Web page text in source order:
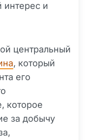
интерес и
центральный
, который
его
которое
за добычу